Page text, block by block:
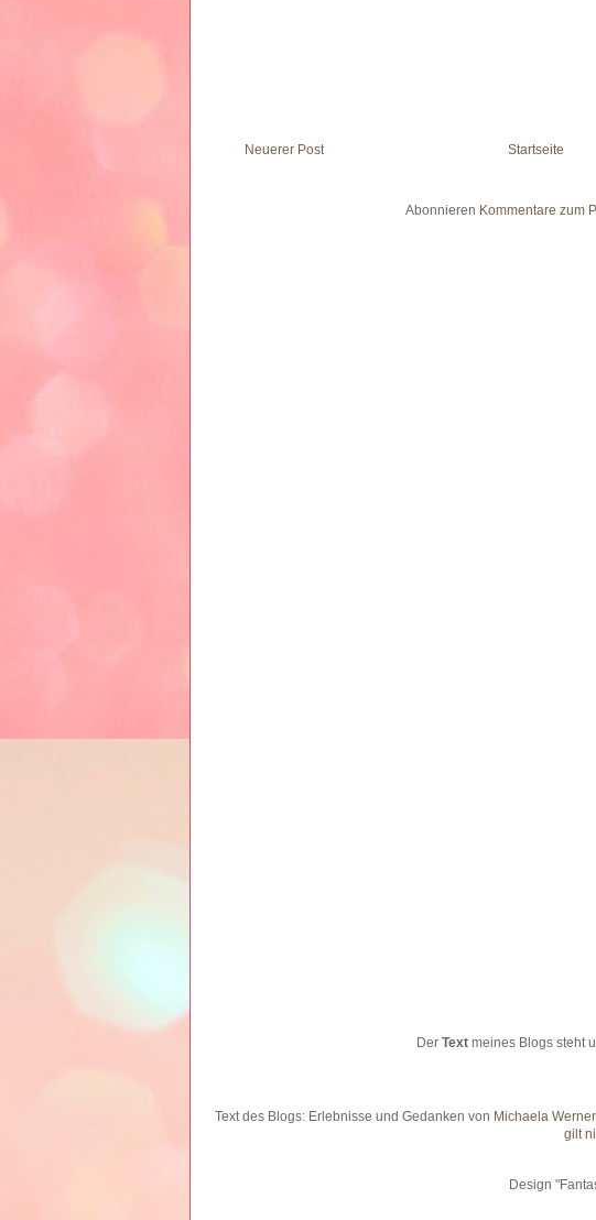
Neuerer Post Startseite
Abonnieren Kommentare zum
Der Textmeines Blogs steht
Text des Blogs: Erlebnisse und Gedanken von Michaela Werner
gilt
Design